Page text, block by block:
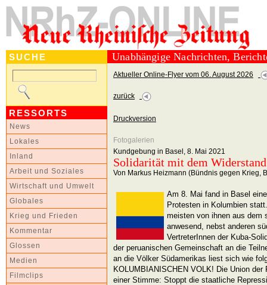
SUCHE
RESSORTS
News
Lokales
Inland
Arbeit und Soziales
Wirtschaft und Umwelt
Globales
Krieg und Frieden
Kommentar
Glossen
Medien
Filmclips
Unabhängige Nachrichten,
Aktueller Online-Flyer vom 06. August 2026
zurück
Druckversion
Fotogalerien
Kundgebung in Basel, 8. Mai 2021
Solidarität mit dem
Von Markus Heizmann (Bündnis gegen Krieg,
Am 8. Mai fand in Basel
Protesten in Kolumbien
meisten von ihnen aus dem
anwesend, nebst anderen
VertreterInnen der Kuba-
der peruanischen Gemeinschaft an die
an die Völker Südamerikas liest sich wie
KOLUMBIANISCHEN VOLK! Die Union
einer Stimme: Stoppt die staatliche